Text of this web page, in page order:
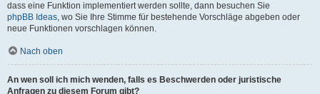
dass eine Funktion implementiert werden sollte, dann besuchen Sie
phpBB Ideas, wo Sie Ihre Stimme für bestehende Vorschläge abgeben oder
neue Funktionen vorschlagen können.
Nach oben
An wen soll ich mich wenden, falls es Beschwerden oder juristische
Anfragen zu diesem Forum gibt?